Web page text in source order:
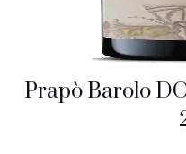
Prapò Barolo